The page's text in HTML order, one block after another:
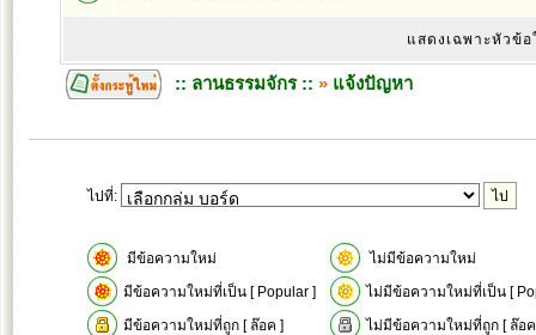
แสดงเฉพาะหัวข้อ
:: ลานธรรมจักร :: » แจ้งปัญหา
ไปที่:
มีข้อความใหม่
ไม่มีข้อความใหม่
มีข้อความใหม่ที่เป็น [ Popular ]
ไม่มีข้อความใหม่ที่เป็น [
มีข้อความใหม่ที่ถูก [ ล๊อค ]
ไม่มีข้อความใหม่ที่ถูก [ ล๊อ